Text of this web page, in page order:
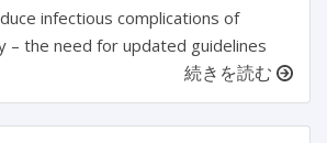
infectious complications of
– the need for updated guidelines
続きを読む